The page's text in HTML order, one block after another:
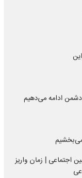
ادامه می‌دهیم
اجتماعی | زمان واریز